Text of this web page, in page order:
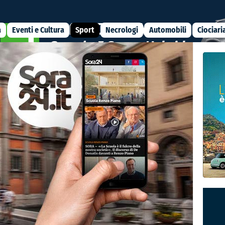
Eventi e Cultura Sport Necrologi Automobili